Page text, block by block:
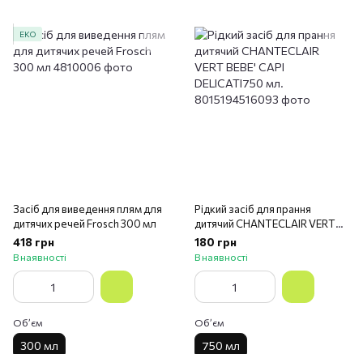
ЕКО
Засіб для виведення плям для
дитячих речей Frosch 300 мл
418 грн
В наявності
Обʼєм
300 мл
Рідкий засіб для прання
дитячий CHANTECLAIR VERT
BEBE' CAPI DELICATI750 мл.
180 грн
В наявності
Обʼєм
750 мл